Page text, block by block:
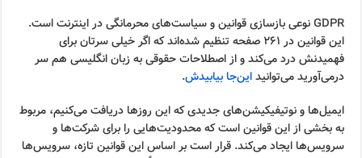
GDPR نوعی بازسازی قوانین و سیاست‌های محرمانگی در اینترنت است.
این قوانین در ۲۶۱ صفحه تنظیم شده‌اند که اگر خیلی سرتان برای
فهمیدنش درد می‌کند و از اصطلاحات حقوقی به زبان انگلیسی هم سر
درمی‌آورید می‌توانیداین‌جا بیابیدش.
ایمیل‌ها و نوتیفیکیشن‌های جدیدی که این روزها دریافت می‌کنیم، مربوط
به بخشی از این قوانین است که محدودیت‌هایی را برای شرکت‌ها و
سرویس‌ها ایجاد می‌کند. قرار است بر اساس این قوانین تازه، سرویس‌ها